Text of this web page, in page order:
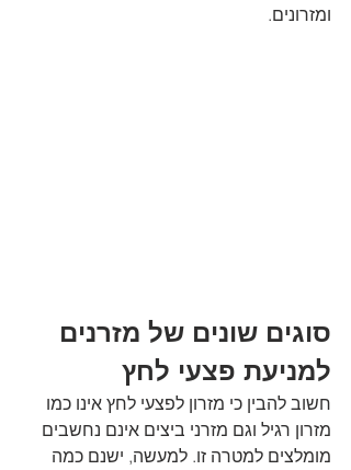
ומזרונים.
סוגים שונים של מזרנים
למניעת פצעי לחץ
חשוב להבין כי מזרון לפצעי לחץ אינו כמו
מזרון רגיל וגם מזרני ביצים אינם נחשבים
מומלצים למטרה זו. למעשה, ישנם כמה